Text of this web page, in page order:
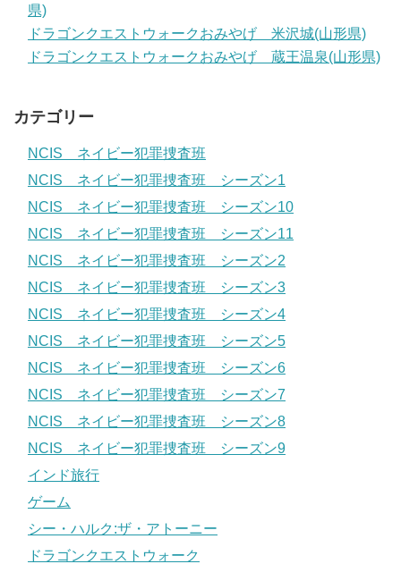
県)
ドラゴンクエストウォークおみやげ 米沢城(山形県)
ドラゴンクエストウォークおみやげ 蔵王温泉(山形県)
カテゴリー
NCIS ネイビー犯罪捜査班
NCIS ネイビー犯罪捜査班 シーズン1
NCIS ネイビー犯罪捜査班 シーズン10
NCIS ネイビー犯罪捜査班 シーズン11
NCIS ネイビー犯罪捜査班 シーズン2
NCIS ネイビー犯罪捜査班 シーズン3
NCIS ネイビー犯罪捜査班 シーズン4
NCIS ネイビー犯罪捜査班 シーズン5
NCIS ネイビー犯罪捜査班 シーズン6
NCIS ネイビー犯罪捜査班 シーズン7
NCIS ネイビー犯罪捜査班 シーズン8
NCIS ネイビー犯罪捜査班 シーズン9
インド旅行
ゲーム
シー・ハルク:ザ・アトーニー
ドラゴンクエストウォーク